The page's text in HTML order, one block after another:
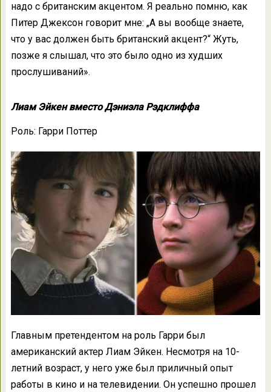
надо с британским акцентом. Я реально помню, как
Питер Джексон говорит мне: „А вы вообще знаете,
что у вас должен быть британский акцент?“ Жуть,
позже я слышал, что это было одно из худших
прослушиваний».
Лиам Эйкен вместо Дэниэла Рэдклиффа
Роль: Гарри Поттер
Главным претендентом на роль Гарри был
американский актер Лиам Эйкен. Несмотря на 10-
летний возраст, у него уже был приличный опыт
работы в кино и на телевидении. Он успешно прошел